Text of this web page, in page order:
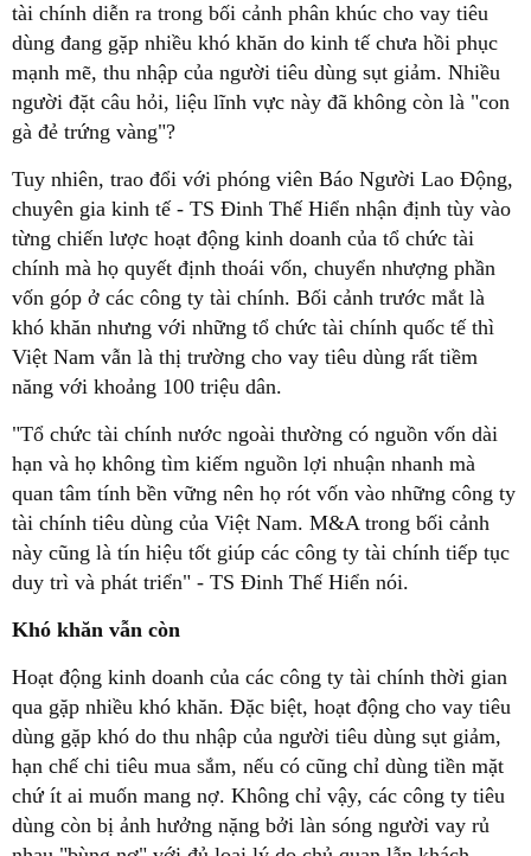
tài chính diễn ra trong bối cảnh phân khúc cho vay tiêu
dùng đang gặp nhiều khó khăn do kinh tế chưa hồi phục
mạnh mẽ, thu nhập của người tiêu dùng sụt giảm. Nhiều
người đặt câu hỏi, liệu lĩnh vực này đã không còn là "con
gà đẻ trứng vàng"?
Tuy nhiên, trao đổi với phóng viên Báo Người Lao Động,
chuyên gia kinh tế - TS Đinh Thế Hiển nhận định tùy vào
từng chiến lược hoạt động kinh doanh của tổ chức tài
chính mà họ quyết định thoái vốn, chuyển nhượng phần
vốn góp ở các công ty tài chính. Bối cảnh trước mắt là
khó khăn nhưng với những tổ chức tài chính quốc tế thì
Việt Nam vẫn là thị trường cho vay tiêu dùng rất tiềm
năng với khoảng 100 triệu dân.
"Tổ chức tài chính nước ngoài thường có nguồn vốn dài
hạn và họ không tìm kiếm nguồn lợi nhuận nhanh mà
quan tâm tính bền vững nên họ rót vốn vào những công ty
tài chính tiêu dùng của Việt Nam. M&A trong bối cảnh
này cũng là tín hiệu tốt giúp các công ty tài chính tiếp tục
duy trì và phát triển" - TS Đinh Thế Hiển nói.
Khó khăn vẫn còn
Hoạt động kinh doanh của các công ty tài chính thời gian
qua gặp nhiều khó khăn. Đặc biệt, hoạt động cho vay tiêu
dùng gặp khó do thu nhập của người tiêu dùng sụt giảm,
hạn chế chi tiêu mua sắm, nếu có cũng chỉ dùng tiền mặt
chứ ít ai muốn mang nợ. Không chỉ vậy, các công ty tiêu
dùng còn bị ảnh hưởng nặng bởi làn sóng người vay rủ